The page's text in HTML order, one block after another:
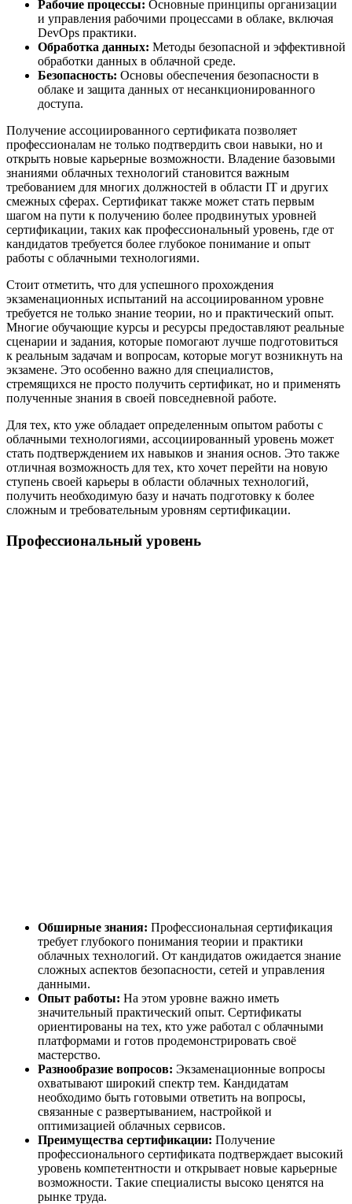
Рабочие процессы: Основные принципы организации
и управления рабочими процессами в облаке, включая
DevOps практики.
Обработка данных: Методы безопасной и эффективной
обработки данных в облачной среде.
Безопасность: Основы обеспечения безопасности в
облаке и защита данных от несанкционированного
доступа.
Получение ассоциированного сертификата позволяет
профессионалам не только подтвердить свои навыки, но и
открыть новые карьерные возможности. Владение базовыми
знаниями облачных технологий становится важным
требованием для многих должностей в области IT и других
смежных сферах. Сертификат также может стать первым
шагом на пути к получению более продвинутых уровней
сертификации, таких как профессиональный уровень, где от
кандидатов требуется более глубокое понимание и опыт
работы с облачными технологиями.
Стоит отметить, что для успешного прохождения
экзаменационных испытаний на ассоциированном уровне
требуется не только знание теории, но и практический опыт.
Многие обучающие курсы и ресурсы предоставляют реальные
сценарии и задания, которые помогают лучше подготовиться
к реальным задачам и вопросам, которые могут возникнуть на
экзамене. Это особенно важно для специалистов,
стремящихся не просто получить сертификат, но и применять
полученные знания в своей повседневной работе.
Для тех, кто уже обладает определенным опытом работы с
облачными технологиями, ассоциированный уровень может
стать подтверждением их навыков и знания основ. Это также
отличная возможность для тех, кто хочет перейти на новую
ступень своей карьеры в области облачных технологий,
получить необходимую базу и начать подготовку к более
сложным и требовательным уровням сертификации.
Профессиональный уровень
Обширные знания: Профессиональная сертификация
требует глубокого понимания теории и практики
облачных технологий. От кандидатов ожидается знание
сложных аспектов безопасности, сетей и управления
данными.
Опыт работы: На этом уровне важно иметь
значительный практический опыт. Сертификаты
ориентированы на тех, кто уже работал с облачными
платформами и готов продемонстрировать своё
мастерство.
Разнообразие вопросов: Экзаменационные вопросы
охватывают широкий спектр тем. Кандидатам
необходимо быть готовыми ответить на вопросы,
связанные с развертыванием, настройкой и
оптимизацией облачных сервисов.
Преимущества сертификации: Получение
профессионального сертификата подтверждает высокий
уровень компетентности и открывает новые карьерные
возможности. Такие специалисты высоко ценятся на
рынке труда.